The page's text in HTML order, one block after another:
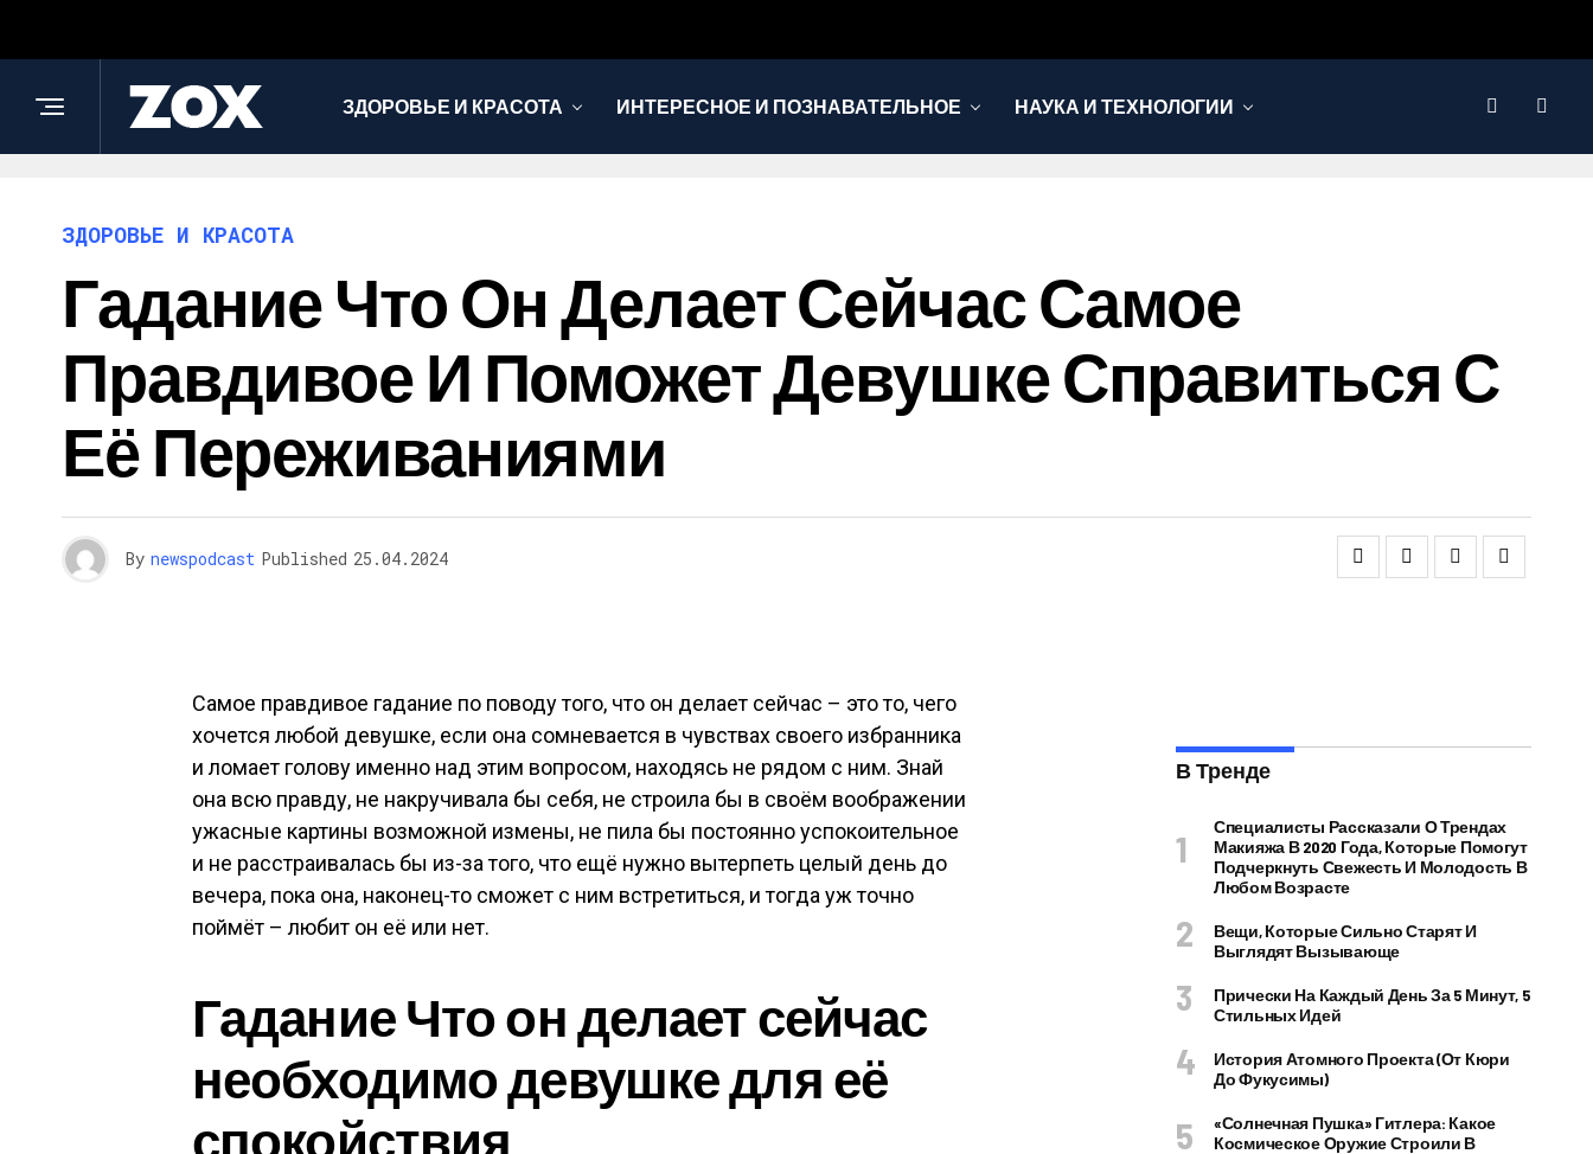
ЗДОРОВЬЕ И КРАСОТА ИНТЕРЕСНОЕ И ПОЗНАВАТЕЛЬНОЕ НАУКА И ТЕХНОЛОГИИ
ЗДОРОВЬЕ И КРАСОТА
Гадание Что Он Делает Сейчас Самое
Правдивое И Поможет Девушке Справиться С
Её Переживаниями
By newspodcast Published 25.04.2024
Самое правдивое гадание по поводу того, что он делает сейчас – это то, чего
хочется любой девушке, если она сомневается в чувствах своего избранника
и ломает голову именно над этим вопросом, находясь не рядом с ним. Знай
она всю правду, не накручивала бы себя, не строила бы в своём воображении
ужасные картины возможной измены, не пила бы постоянно успокоительное
и не расстраивалась бы из-за того, что ещё нужно вытерпеть целый день до
вечера, пока она, наконец-то сможет с ним встретиться, и тогда уж точно
поймёт – любит он её или нет.
Гадание Что он делает сейчас
необходимо девушке для её
спокойствия
В Тренде
Специалисты Рассказали О Трендах
Макияжа В 2020 Года, Которые Помогут
Подчеркнуть Свежесть И Молодость В
Любом Возрасте
Вещи, Которые Сильно Старят И
Выглядят Вызывающе
Прически На Каждый День За 5 Минут, 5
Стильных Идей
История Атомного Проекта (от Кюри
До Фукусимы)
«Солнечная Пушка» Гитлера: Какое
Космическое Оружие Строили В